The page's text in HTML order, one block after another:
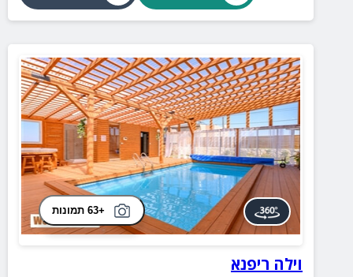
+63 תמונות
וילה ריפנא